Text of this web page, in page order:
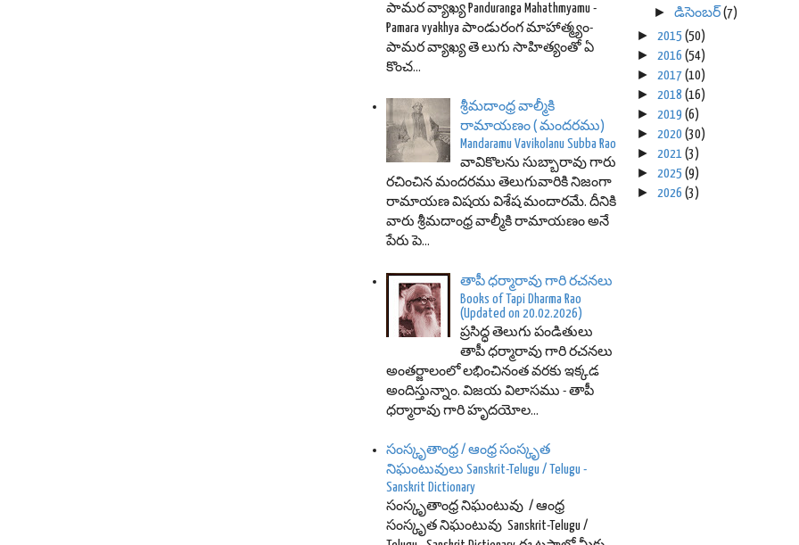
పామర వ్యాఖ్య Panduranga Mahathmyamu -
Pamara vyakhya పాండురంగ మాహాత్మ్యం-
పామర వ్యాఖ్య తె లుగు సాహిత్యంతో ఏ
కొంచ...
శ్రీమదాంధ్ర వాల్మీకి
రామాయణం ( మందరము)
Mandaramu Vavikolanu Subba Rao
వావికొలను సుబ్బారావు గారు
రచించిన మందరము తెలుగువారికి నిజంగా
రామాయణ విషయ విశేష మందారమే. దీనికి
వారు శ్రీమదాంధ్ర వాల్మీకి రామాయణం అనే
పేరు పె...
తాపీ ధర్మారావు గారి రచనలు
Books of Tapi Dharma Rao
(Updated on 20.02.2026)
ప్రసిద్ధ తెలుగు పండితులు
తాపీ ధర్మారావు గారి రచనలు
అంతర్జాలంలో లభించినంత వరకు ఇక్కడ
అందిస్తున్నాం. విజయ విలాసము - తాపీ
ధర్మారావు గారి హృదయోల...
సంస్కృతాంధ్ర / ఆంధ్ర సంస్కృత
నిఘంటువులు Sanskrit-Telugu / Telugu -
Sanskrit Dictionary
సంస్కృతాంధ్ర నిఘంటువు / ఆంధ్ర
సంస్కృత నిఘంటువు Sanskrit-Telugu /
►డిసెంబర్ (7)
► 2015 (50)
► 2016 (54)
► 2017 (10)
► 2018 (16)
► 2019 (6)
► 2020 (30)
► 2021 (3)
► 2025 (9)
► 2026 (3)